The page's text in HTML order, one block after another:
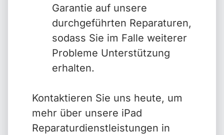
Garantie auf unsere
durchgeführten Reparaturen,
sodass Sie im Falle weiterer
Probleme Unterstützung
erhalten.
Kontaktieren Sie uns heute, um
mehr über unsere iPad
Reparaturdienstleistungen in